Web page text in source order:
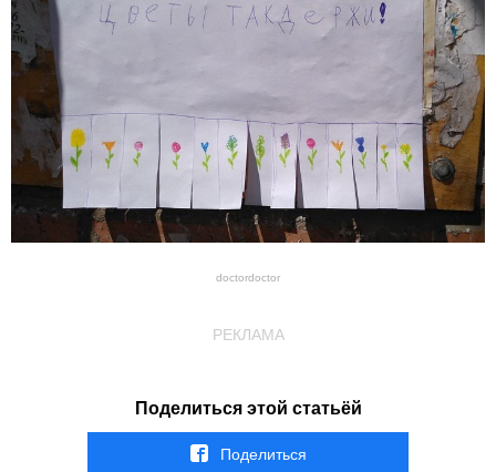
doctordoctor
РЕКЛАМА
Поделиться этой статьёй
Поделиться